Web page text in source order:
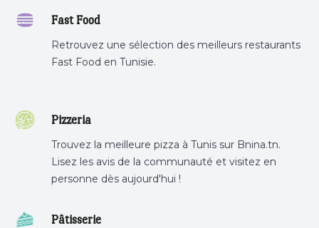
Fast Food
Retrouvez une sélection des meilleurs restaurants
Fast Food en Tunisie.
Pizzeria
Trouvez la meilleure pizza à Tunis sur Bnina.tn.
Lisez les avis de la communauté et visitez en
personne dès aujourd'hui !
Pâtisserie